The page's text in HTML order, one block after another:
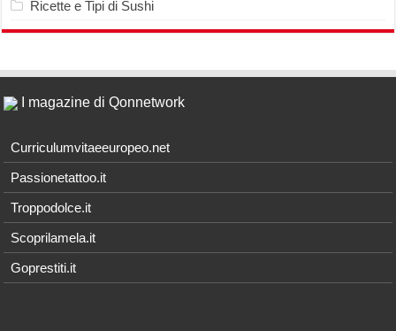
Ricette e Tipi di Sushi
I magazine di Qonnetwork
Curriculumvitaeeuropeo.net
Passionetattoo.it
Troppodolce.it
Scoprilamela.it
Goprestiti.it